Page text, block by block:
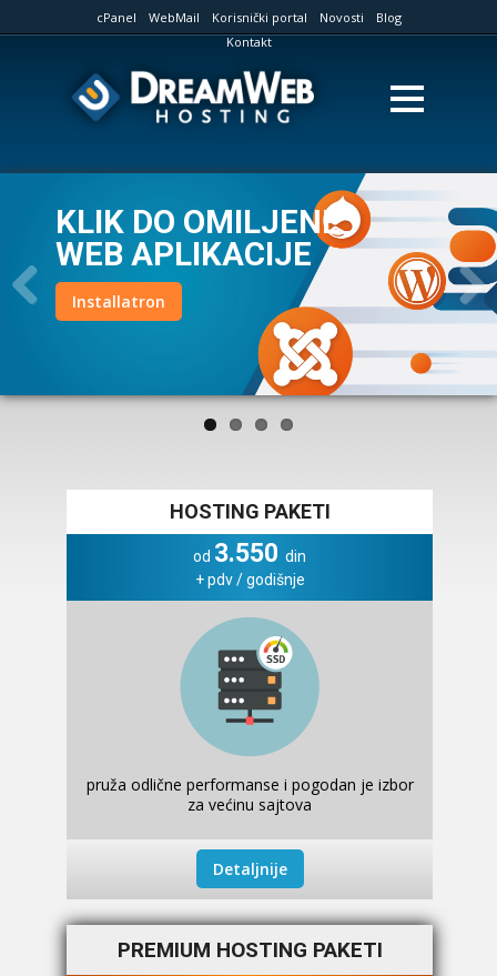
cPanel WebMail Korisnički portal Novosti
Blog
Kontakt
KLIK DO OMILJENE
WEB APLIKACIJE
Installatron
Previous
Next
HOSTING PAKETI
od 3.550 din
+ pdv / godišnje
pruža odlične performanse i pogodan je izbor
za većinu sajtova
Detaljnije
PREMIUM HOSTING PAKETI